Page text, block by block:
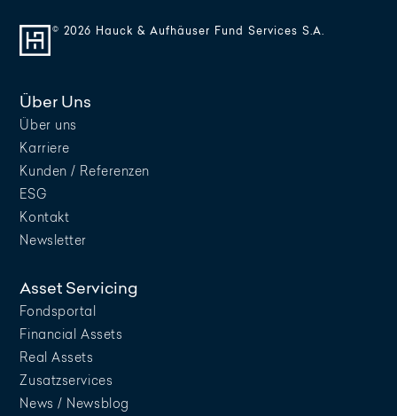
© 2026 Hauck & Aufhäuser Fund Services S.A.
Über Uns
Über uns
Karriere
Kunden / Referenzen
ESG
Kontakt
Newsletter
Asset Servicing
Fondsportal
Financial Assets
Real Assets
Zusatzservices
News / Newsblog